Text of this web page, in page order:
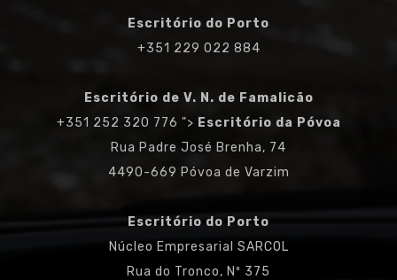
Escritório do Porto
+351 229 022 884
Escritório de V. N. de Famalicão
+351 252 320 776 "> Escritório da Póvoa
Rua Padre José Brenha, 74
4490-669 Póvoa de Varzim
Escritório do Porto
Núcleo Empresarial SARCOL
Rua do Tronco, Nº 375